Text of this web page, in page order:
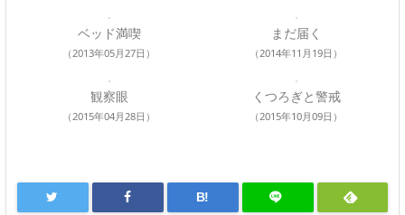
ベッド満喫
（2013年05月27日）
まだ届く
（2014年11月19日）
観察眼
（2015年04月28日）
くつろぎと警戒
（2015年10月09日）
B!